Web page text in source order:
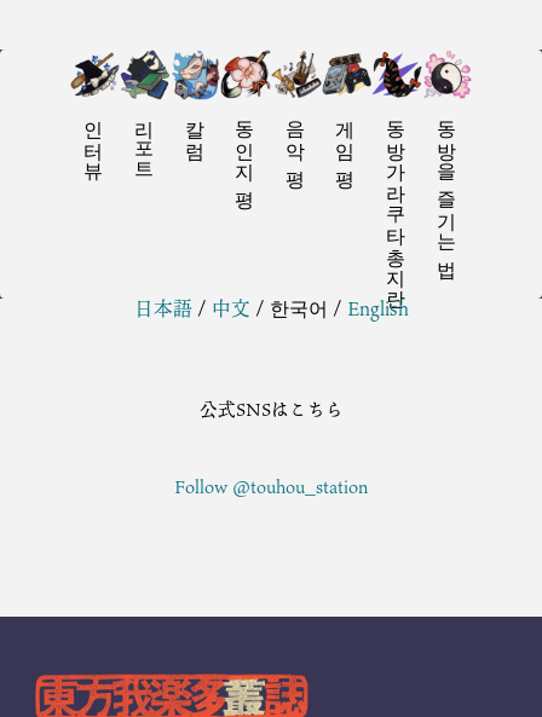
인터뷰 리포트 칼럼 동인지 평 음악 평 게임 평 동방가라쿠타총지란 동방을 즐기는 법
日本語 / 中文 / 한국어 / English
公式SNSはこちら
Follow @touhou_station